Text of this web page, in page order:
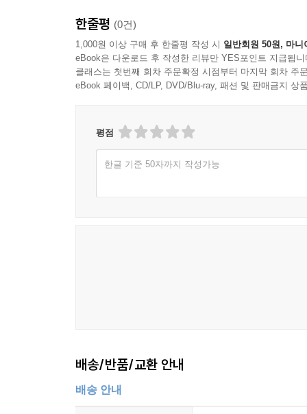
괴리를 어떻게 극복할 수 있을까?
〈진형준 교수의 세계문학컬렉션〉은 이 질문에
즐길 수 있는, 세계문학 고전의 가장 보편적이고
시대를 열어가고자 한다.
한국 독서 교육의 혁신을 꿈꾸며
사회 각계각층의 오피니언 리더들이 한국 교육
고백컨대 영 손길이 안 닿는 작품들이 꽤 많다. 『
숙제처럼 불편하다. 청소년들은 아마 더할 것이
만한 이 고전 축역본 〈진형준 교수의 세계문학
우리 청소년들의 눈높이와 마음 깊이에 꼭 알맞
거칠어진 마음 밭을 일굴 좋은 기회다. 신선하
살찌워줄 보물창고가 될 것이다.
한줄평 (0건)
1,000원 이상 구매 후 한줄평 작성 시 일반회원 50원, 마니
eBook은 다운로드 후 작성한 리뷰만 YES포인트 지급됩니
클래스는 첫번째 회차 주문확정 시점부터 마지막 회차 주
eBook 페이백, CD/LP, DVD/Blu-ray, 패션 및 판매금지 상
평점
한글 기준 50자까지 작성가능
배송/반품/교환 안내
배송 안내